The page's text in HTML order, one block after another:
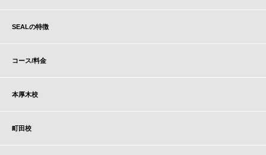
SEALの特徴
コース/料金
本厚木校
町田校